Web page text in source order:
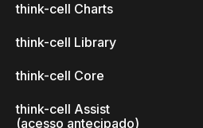
think-cell Charts
think-cell Library
think-cell Core
think-cell Assist
(acesso antecipado)